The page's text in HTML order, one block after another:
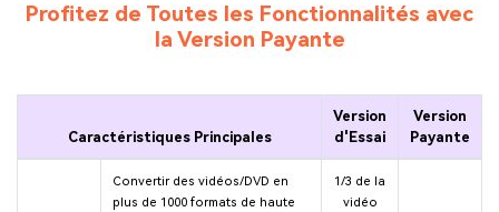
Profitez de Toutes les Fonctionnalités avec
la Version Payante
Caractéristiques Principales
Version
d'Essai
Version
Payante
Convertir des vidéos/DVD en
plus de 1000 formats de haute
1/3 de la
vidéo